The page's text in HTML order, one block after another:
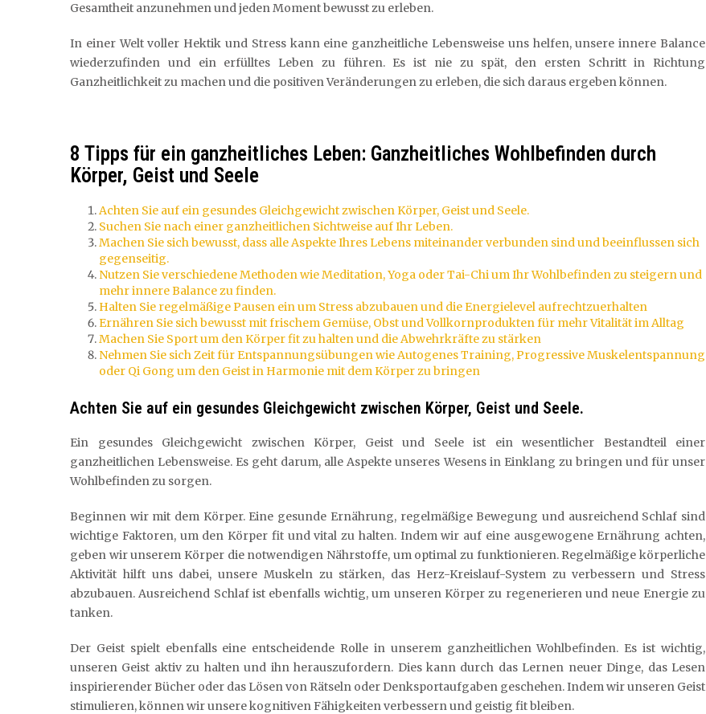
Gesamtheit anzunehmen und jeden Moment bewusst zu erleben.
In einer Welt voller Hektik und Stress kann eine ganzheitliche Lebensweise uns helfen, unsere innere Balance
wiederzufinden und ein erfülltes Leben zu führen. Es ist nie zu spät, den ersten Schritt in Richtung
Ganzheitlichkeit zu machen und die positiven Veränderungen zu erleben, die sich daraus ergeben können.
8 Tipps für ein ganzheitliches Leben: Ganzheitliches Wohlbefinden durch
Körper, Geist und Seele
Achten Sie auf ein gesundes Gleichgewicht zwischen Körper, Geist und Seele.
Suchen Sie nach einer ganzheitlichen Sichtweise auf Ihr Leben.
Machen Sie sich bewusst, dass alle Aspekte Ihres Lebens miteinander verbunden sind und beeinflussen sich
gegenseitig.
Nutzen Sie verschiedene Methoden wie Meditation, Yoga oder Tai-Chi um Ihr Wohlbefinden zu steigern und
mehr innere Balance zu finden.
Halten Sie regelmäßige Pausen ein um Stress abzubauen und die Energielevel aufrechtzuerhalten
Ernähren Sie sich bewusst mit frischem Gemüse, Obst und Vollkornprodukten für mehr Vitalität im Alltag
Machen Sie Sport um den Körper fit zu halten und die Abwehrkräfte zu stärken
Nehmen Sie sich Zeit für Entspannungsübungen wie Autogenes Training, Progressive Muskelentspannung
oder Qi Gong um den Geist in Harmonie mit dem Körper zu bringen
Achten Sie auf ein gesundes Gleichgewicht zwischen Körper, Geist und Seele.
Ein gesundes Gleichgewicht zwischen Körper, Geist und Seele ist ein wesentlicher Bestandteil einer
ganzheitlichen Lebensweise. Es geht darum, alle Aspekte unseres Wesens in Einklang zu bringen und für unser
Wohlbefinden zu sorgen.
Beginnen wir mit dem Körper. Eine gesunde Ernährung, regelmäßige Bewegung und ausreichend Schlaf sind
wichtige Faktoren, um den Körper fit und vital zu halten. Indem wir auf eine ausgewogene Ernährung achten,
geben wir unserem Körper die notwendigen Nährstoffe, um optimal zu funktionieren. Regelmäßige körperliche
Aktivität hilft uns dabei, unsere Muskeln zu stärken, das Herz-Kreislauf-System zu verbessern und Stress
abzubauen. Ausreichend Schlaf ist ebenfalls wichtig, um unseren Körper zu regenerieren und neue Energie zu
tanken.
Der Geist spielt ebenfalls eine entscheidende Rolle in unserem ganzheitlichen Wohlbefinden. Es ist wichtig,
unseren Geist aktiv zu halten und ihn herauszufordern. Dies kann durch das Lernen neuer Dinge, das Lesen
inspirierender Bücher oder das Lösen von Rätseln oder Denksportaufgaben geschehen. Indem wir unseren Geist
stimulieren, können wir unsere kognitiven Fähigkeiten verbessern und geistig fit bleiben.